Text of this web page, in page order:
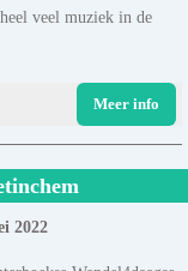
veel muziek in de
Meer info
2022